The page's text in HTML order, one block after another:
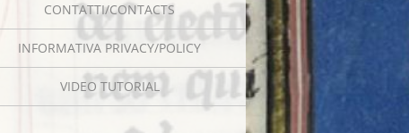
CONTATTI/CONTACTS
INFORMATIVA PRIVACY/POLICY
VIDEO TUTORIAL